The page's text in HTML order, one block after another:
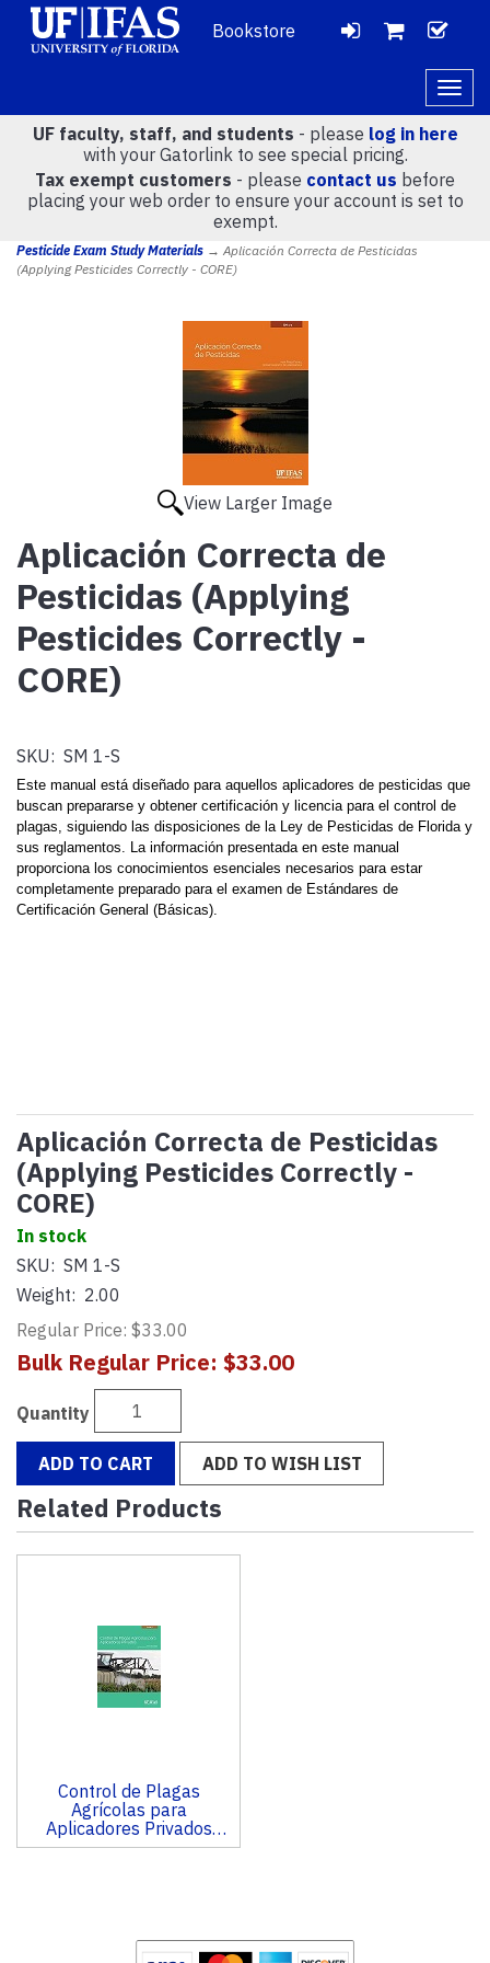
Bookstore
LOGIN
VIEW
CART
(0)
UF faculty, staff, and students - please log in here
with your Gatorlink to see special pricing.
Tax exempt customers - please contact us before
placing your web order to ensure your account is set to
exempt.
Pesticide Exam Study Materials → Aplicación Correcta de Pesticidas
(Applying Pesticides Correctly - CORE)
View Larger Image
Aplicación Correcta de
Pesticidas (Applying
Pesticides Correctly -
CORE)
SKU: SM 1-S
Este manual está diseñado para aquellos aplicadores de pesticidas que
buscan prepararse y obtener certificación y licencia para el control de
plagas, siguiendo las disposiciones de la Ley de Pesticidas de Florida y
sus reglamentos. La información presentada en este manual
proporciona los conocimientos esenciales necesarios para estar
completamente preparado para el examen de Estándares de
Certificación General (Básicas).
Aplicación Correcta de Pesticidas
(Applying Pesticides Correctly -
CORE)
In stock
SKU: SM 1-S
Weight: 2.00
Regular Price: $33.00
Bulk Regular Price: $33.00
Quantity
ADD TO CART ADD TO WISH LIST
Related Products
Control de Plagas
Agrícolas para
Aplicadores Privados
(Private Applicator Pest